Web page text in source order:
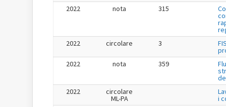
2022
nota 315
2022
circolare 3
2022
nota 359
2022
circolare
ML-PA
i